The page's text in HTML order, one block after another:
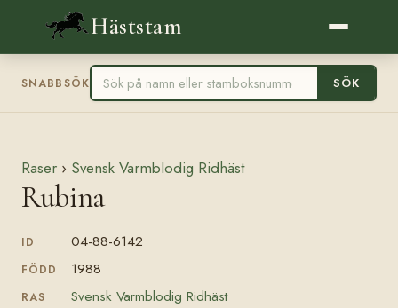
Häststam
SNABBSÖK SÖK
Raser › Svensk Varmblodig Ridhäst
Rubina
ID 04-88-6142
FÖDD 1988
RAS Svensk Varmblodig Ridhäst